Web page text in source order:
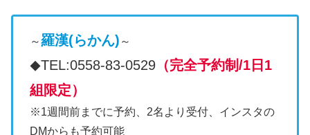
～羅漢(らかん) ～
◆TEL:0558-83-0529 （完全予約制/1日1
組限定）
※1週間前までに予約、2名より受付、インスタの
DMからも予約可能